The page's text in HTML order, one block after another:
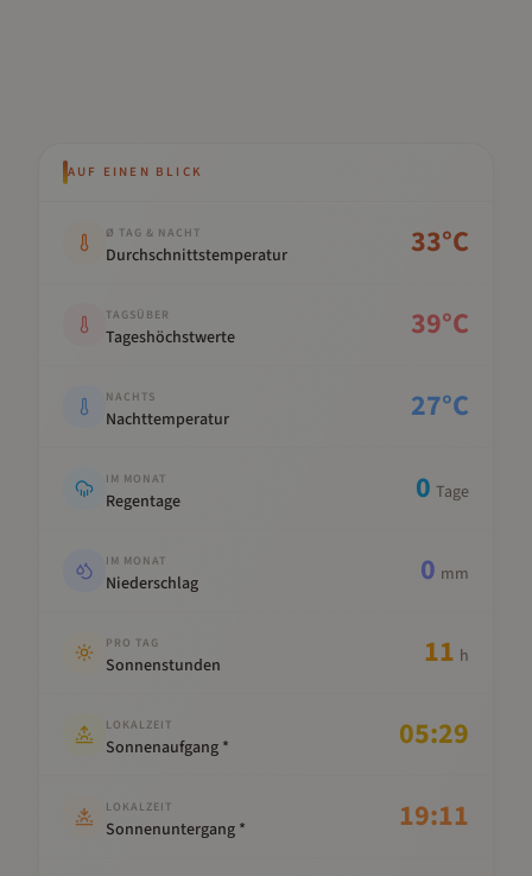
AUF EINEN BLICK
Ø TAG & NACHT
Durchschnittstemperatur 33°C
TAGSÜBER
Tageshöchstwerte 39°C
NACHTS
Nachttemperatur 27°C
IM MONAT
Regentage 0 Tage
IM MONAT
Niederschlag 0 mm
PRO TAG
Sonnenstunden 11 h
LOKALZEIT
Sonnenaufgang * 05:29
LOKALZEIT
Sonnenuntergang * 19:11